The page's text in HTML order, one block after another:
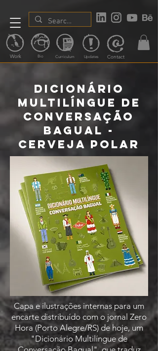
Work Bio Curriculum Updates Contact
Dicionário
Multilíngue de
Conversação
Bagual -
Cerveja Polar
Capa e ilustrações internas para um
encarte distribuído com o jornal Zero
Hora (Porto Alegre/RS) de hoje, um
"Dicionário Multilíngue de